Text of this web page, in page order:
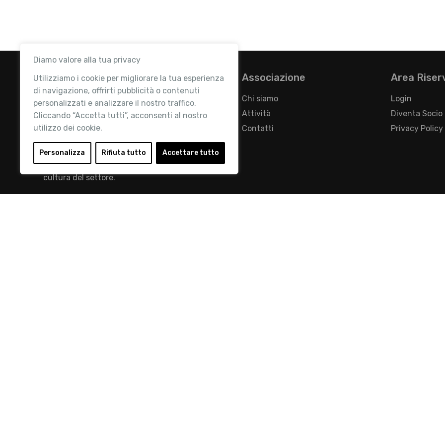
Diamo valore alla tua privacy
Utilizziamo i cookie per migliorare la tua esperienza
di navigazione, offrirti pubblicità o contenuti
personalizzati e analizzare il nostro traffico.
Cliccando “Accetta tutti”, acconsenti al nostro
utilizzo dei cookie.
Personalizza Rifiuta tutto Accettare tutto
Retail Institute Italy è l’Associazione di
riferimento per l'Ecosistema Retail: la nostra
mission è quella di promuovere lo sviluppo e la
cultura del settore.
Associazione
Chi siamo
Attività
Contatti
Area
Login
Diventa Socio
Privacy Policy